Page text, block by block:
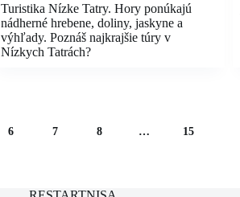
Turistika Nízke Tatry. Hory ponúkajú
nádherné hrebene, doliny, jaskyne a
výhľady. Poznáš najkrajšie túry v
Nízkych Tatrách?
6 7 8 … 15